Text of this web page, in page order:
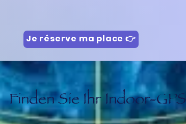
Je réserve ma place 👉
Finden Sie Ihr Indoor-GPS